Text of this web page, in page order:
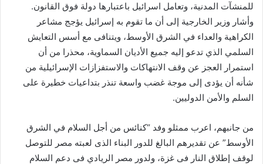
للمنشآت المدنية، وتعامل اسرائيل باعتبارها دولة فوق القانون.
وأشار وزير الخارجية إلى أن ما تقوم به إسرائيل يؤجج مشاعر
الكراهية والعداء في الشرق الأوسط، ويتنافى مع أسس التعايش
السلمي الذي تدعو إليه جميع الأديان السماوية، محذرا من أن
استمرار العجز عن وقف الانتهاكات والاستفزازات الإسرائيلية من
شأنه أن يؤدى إلى موجة غضب واسعة تنذر بتداعيات خطيرة على
السلم والأمن الدوليين.
من جانبهم، اعرب ممثلو وفد “كنائس من أجل السلام في الشرق
الأوسط” عن تقديرهم البالغ للدور البناء الذى لعبته مصر للتوصل
لوقف إطلاق النار فى غزة، ولدور مصر الريادي فى دعم السلام